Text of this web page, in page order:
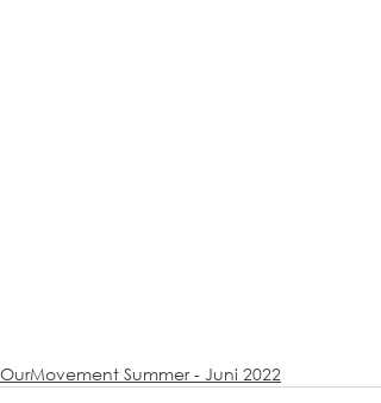
OurMovement Summer - Juni 2022